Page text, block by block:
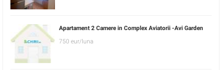
Apartament 2 Camere in Complex Aviatorii -Avi Garden
750 eur/luna